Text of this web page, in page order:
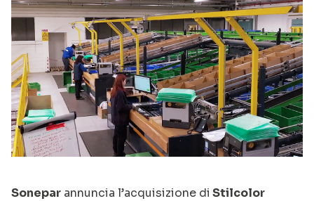
Sonepar annuncia l’acquisizione di Stilcolor